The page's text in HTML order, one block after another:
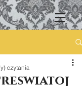
czytania